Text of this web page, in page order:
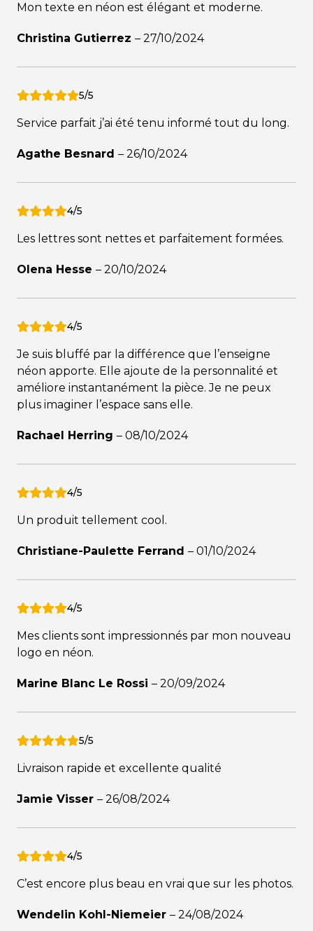
Mon texte en néon est élégant et moderne.
Christina Gutierrez – 27/10/2024
5/5
Service parfait j’ai été tenu informé tout du long.
Agathe Besnard – 26/10/2024
4/5
Les lettres sont nettes et parfaitement formées.
Olena Hesse – 20/10/2024
4/5
Je suis bluffé par la différence que l’enseigne
néon apporte. Elle ajoute de la personnalité et
améliore instantanément la pièce. Je ne peux
plus imaginer l’espace sans elle.
Rachael Herring – 08/10/2024
4/5
Un produit tellement cool.
Christiane-Paulette Ferrand – 01/10/2024
4/5
Mes clients sont impressionnés par mon nouveau
logo en néon.
Marine Blanc Le Rossi – 20/09/2024
5/5
Livraison rapide et excellente qualité
Jamie Visser – 26/08/2024
4/5
C’est encore plus beau en vrai que sur les photos.
Wendelin Kohl-Niemeier – 24/08/2024